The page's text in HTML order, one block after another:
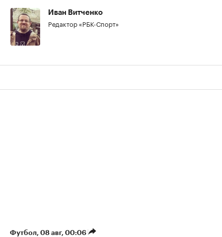
Иван Витченко
Редактор «РБК-Спорт»
Футбол⁠, 08 авг, 00:06